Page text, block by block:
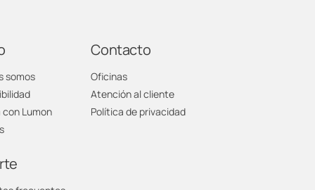
somos
con Lumon
Contacto
Oficinas
Atención al cliente
Política de privacidad